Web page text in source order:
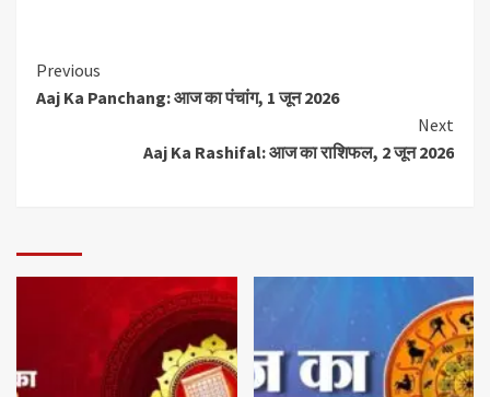
Previous
Aaj Ka Panchang: आज का पंचांग, 1 जून 2026
Next
Aaj Ka Rashifal: आज का राशिफल, 2 जून 2026